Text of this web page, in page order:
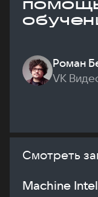
Роман
VK
Смотреть
Machine